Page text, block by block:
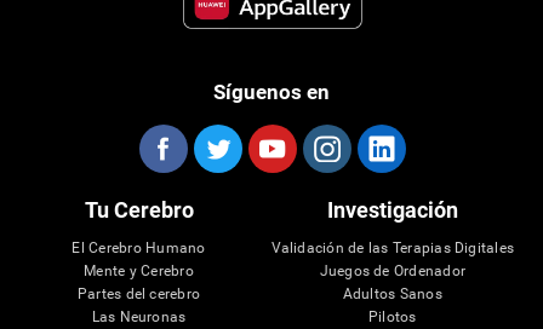
Síguenos en
Tu Cerebro
El Cerebro Humano
Mente y Cerebro
Partes del cerebro
Las Neuronas
Investigación
Validación de las Terapias Digitales
Juegos de Ordenador
Adultos Sanos
Pilotos